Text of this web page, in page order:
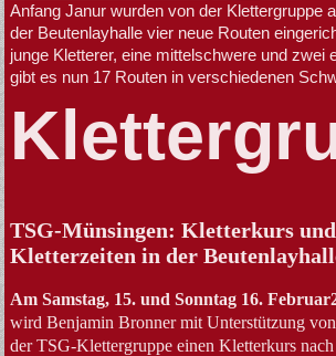
Anfang Janur wurden von der Klettergruppe
der Beutenlayhalle vier neue Routen
junge Kletterer, eine mittelschwere und zwei
gibt es nun 17 Routen in verschiedenen
TSG-Münsingen: Kletterkurs
Kletterzeiten in der
Am Samstag, 15. und Sonntag 16.
wird Benjamin Bronner mit Unterstützung
der TSG-Klettergruppe einen Kletterkurs